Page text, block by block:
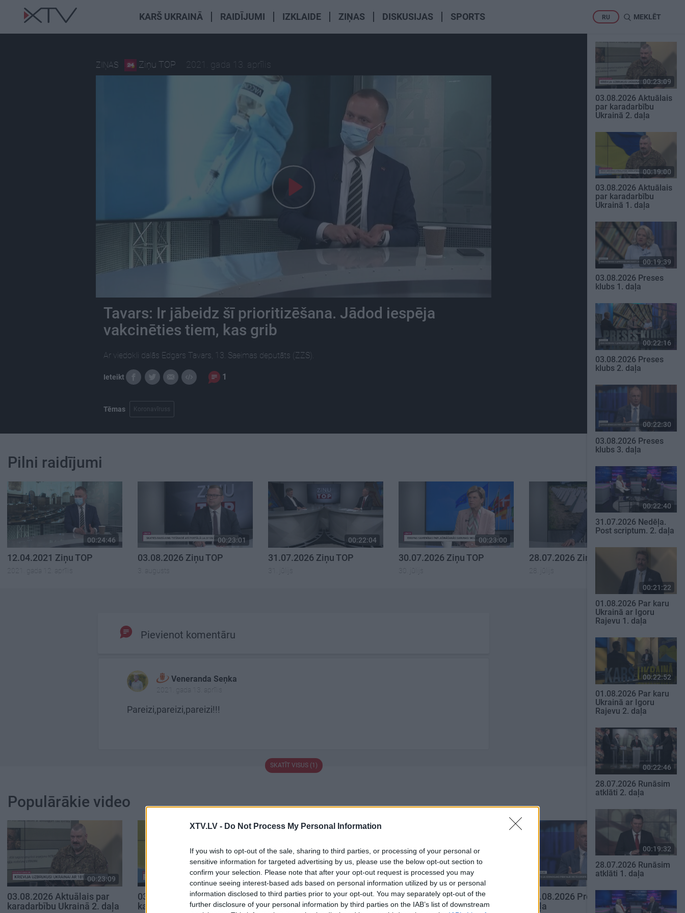
XTV.LV - Do Not Process My Personal Information
If you wish to opt-out of the sale, sharing to third parties, or processing of your personal or
sensitive information for targeted advertising by us, please use the below opt-out section to
confirm your selection. Please note that after your opt-out request is processed you may
continue seeing interest-based ads based on personal information utilized by us or personal
information disclosed to third parties prior to your opt-out. You may separately opt-out of the
further disclosure of your personal information by third parties on the IAB’s list of downstream
KARŠ UKRAINĀ RAIDĪJUMI IZKLAIDE ZIŅAS DISKUSIJAS SPORTS RU MEKLĒT
ZIŅAS Ziņu TOP 2021. gada 13. aprīlis
Tavars: Ir jābeidz šī prioritizēšana. Jādod iespēja
vakcinēties tiem, kas grib
Ar viedokli dalās Edgars Tavars, 13. Saeimas deputāts (ZZS).
Ieteikt 1
Tēmas Koronavīruss
Pilni raidījumi
00:24:46
12.04.2021 Ziņu TOP
2021. gada 12. aprīlis
00:23:01
03.08.2026 Ziņu TOP
3. augusts
00:22:04
31.07.2026 Ziņu TOP
31. jūlijs
00:23:00
30.07.2026 Ziņu TOP
30. jūlijs
28.07.2026 Ziņu TOP
28. jūlijs
Pievienot komentāru
Veneranda Seņka
2021. gada 13. aprīlis
Pareizi,pareizi,pareizi!!!
SKATĪT VISUS (1)
Populārākie video
00:23:09
03.08.2026 Aktuālais par
karadarbību Ukrainā 2. daļa
00:19:00
03.08.2026 Aktuālais par
karadarbību Ukrainā 1. daļa
00:19:39
03.08.2026 Preses klubs 1.
daļa
00:22:16
03.08.2026 Preses klubs 2.
daļa
00:22:30
03.08.2026 Preses klubs 3.
daļa
00:23:09
03.08.2026 Aktuālais
par karadarbību
Ukrainā 2. daļa
00:19:00
03.08.2026 Aktuālais
par karadarbību
Ukrainā 1. daļa
00:19:39
03.08.2026 Preses
klubs 1. daļa
00:22:16
03.08.2026 Preses
klubs 2. daļa
00:22:30
03.08.2026 Preses
klubs 3. daļa
00:22:40
31.07.2026 Nedēļa.
Post scriptum. 2. daļa
00:21:22
01.08.2026 Par karu
Ukrainā ar Igoru
Rajevu 1. daļa
00:22:52
01.08.2026 Par karu
Ukrainā ar Igoru
Rajevu 2. daļa
00:22:46
28.07.2026 Runāsim
atklāti 2. daļa
00:19:32
28.07.2026 Runāsim
atklāti 1. daļa